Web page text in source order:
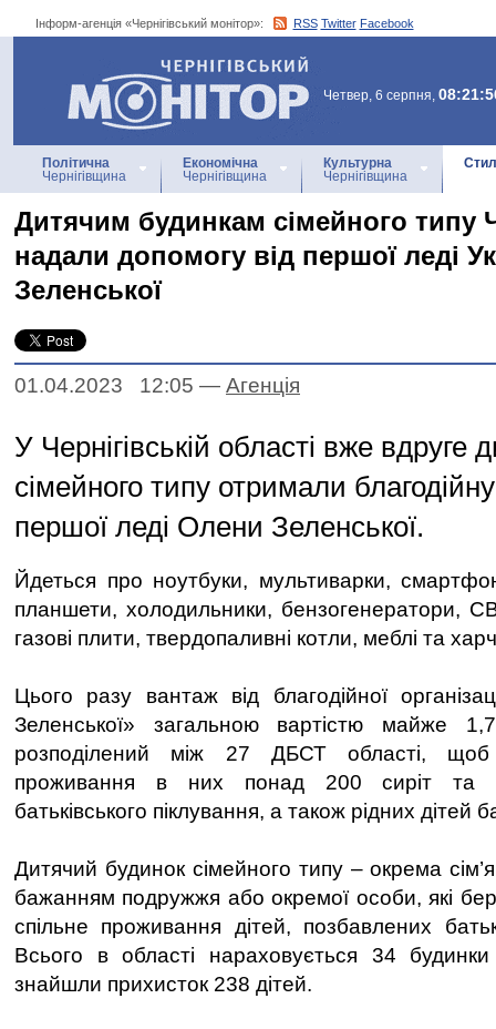
Інформ-агенція «Чернігівський монітор»: RSS Twitter Facebook
Інформ-агенція
«Чернігівський монітор»
Четвер, 6 серпня,
Політична
Чернігівщина
Економічна
Чернігівщина
Культурна
Чернігівщина
Дитячим будинкам сімейного типу
надали допомогу від першої леді
Зеленської
01.04.2023 12:05 — Агенцiя
У Чернігівській області вже вдруге
сімейного типу отримали
першої леді Олени Зеленської.
Йдеться про ноутбуки, мультиварки,
планшети, холодильники, бензогенератори,
газові плити, твердопаливні котли, меблі та
Цього разу вантаж від благодійної
Зеленської» загальною вартістю майже
розподілений між 27 ДБСТ області,
проживання в них понад 200 сиріт та
батьківського піклування, а також рідних дітей
Дитячий будинок сімейного типу – окрема
бажанням подружжя або окремої особи, які
спільне проживання дітей, позбавлених
Всього в області нараховується 34
знайшли прихисток 238 дітей.